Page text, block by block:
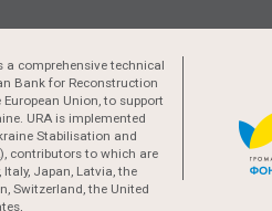
a comprehensive technical
Bank for Reconstruction
Union, to support
URA is implemented
Stabilisation and
contributors to which are
Japan, Latvia, the
Switzerland, the United